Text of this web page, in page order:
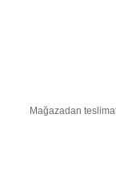
Mağazadan